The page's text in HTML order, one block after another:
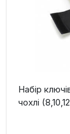
Набір
чохлі